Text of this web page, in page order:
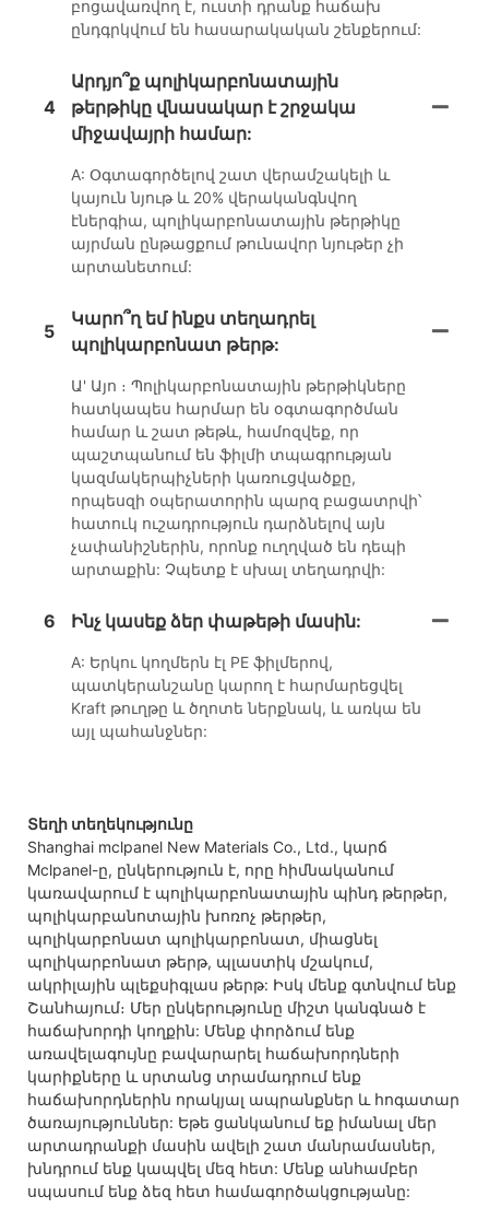
բոցավառվող է, ուստի դրանք հաճախ
ընդգրկվում են հասարակական շենքերում:
4
Արդյո՞ք պոլիկարբոնատային
թերթիկը վնասակար է շրջակա
միջավայրի համար:
A: Օգտագործելով շատ վերամշակելի և
կայուն նյութ և 20% վերականգնվող
էներգիա, պոլիկարբոնատային թերթիկը
այրման ընթացքում թունավոր նյութեր չի
արտանետում:
5
Կարո՞ղ եմ ինքս տեղադրել
պոլիկարբոնատ թերթ:
Ա' Այո ։ Պոլիկարբոնատային թերթիկները
հատկապես հարմար են օգտագործման
համար և շատ թեթև, համոզվեք, որ
պաշտպանում են ֆիլմի տպագրության
կազմակերպիչների կառուցվածքը,
որպեսզի օպերատորին պարզ բացատրվի՝
հատուկ ուշադրություն դարձնելով այն
չափանիշներին, որոնք ուղղված են դեպի
արտաքին: Չպետք է սխալ տեղադրվի:
6 Ինչ կասեք ձեր փաթեթի մասին:
A: Երկու կողմերն էլ PE ֆիլմերով,
պատկերանշանը կարող է հարմարեցվել
Kraft թուղթը և ծղոտե ներքնակ, և առկա են
այլ պահանջներ:
Տեղի տեղեկությունը
Shanghai mclpanel New Materials Co., Ltd., կարճ
Mclpanel-ը, ընկերություն է, որը հիմնականում
կառավարում է պոլիկարբոնատային պինդ թերթեր,
պոլիկարբանոտային խոռոչ թերթեր,
պոլիկարբոնատ պոլիկարբոնատ, միացնել
պոլիկարբոնատ թերթ, պլաստիկ մշակում,
ակրիլային պլեքսիգլաս թերթ: Իսկ մենք գտնվում ենք
Շանհայում։ Մեր ընկերությունը միշտ կանգնած է
հաճախորդի կողքին: Մենք փորձում ենք
առավելագույնը բավարարել հաճախորդների
կարիքները և սրտանց տրամադրում ենք
հաճախորդներին որակյալ ապրանքներ և հոգատար
ծառայություններ: Եթե ​​ցանկանում եք իմանալ մեր
արտադրանքի մասին ավելի շատ մանրամասներ,
խնդրում ենք կապվել մեզ հետ: Մենք անհամբեր
սպասում ենք ձեզ հետ համագործակցությանը: